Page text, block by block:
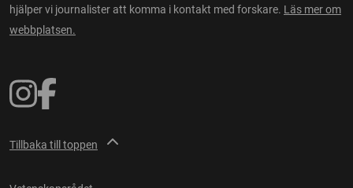
hjälper vi journalister att komma i kontakt med forskare. Läs mer om
webbplatsen.
Tillbaka till toppen